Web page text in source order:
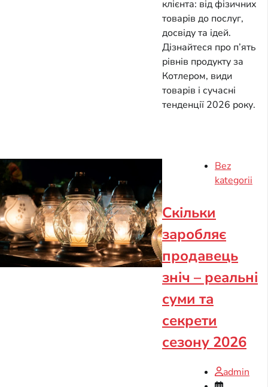
клієнта: від фізичних
товарів до послуг,
досвіду та ідей.
Дізнайтеся про п’ять
рівнів продукту за
Котлером, види
товарів і сучасні
тенденції 2026 року.
Bez
kategorii
Скільки
заробляє
продавець
зніч – реальні
суми та
секрети
сезону 2026
admin